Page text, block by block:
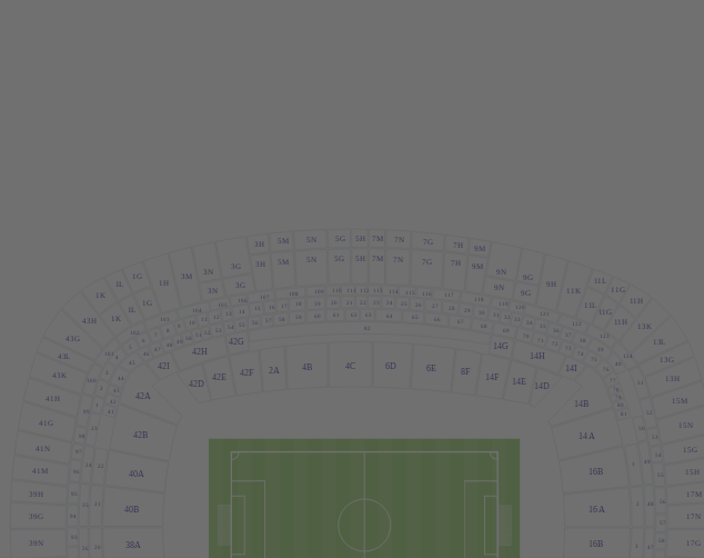
14B
14 A
16B
16A
16B
38A
40B
40A
42B
42A
2A 4B 4C 6D 6E 8F
14F 14E 14D
14I
14H
14G
42D
42E 42F
42I
42H
42G
13K
L
13G
13H
15M
15N
15G
15H
17M
17N
17G
39N
39G
39H
41M
41N
41G
41H
43K
43L
43G
43H 56
58 60 61 62 63 64 65 66
67
82
105
106
107
108 109 110 111 112 113 114 115 116 117
118
119
120
6
8
10 11 12 13 14 15 16 17 18 19 20 21 23 24 26 27 28 29 30
34 35
36
37
38
46
47
48
49 50
52 53 54 68
69
70
71
72
74
103
104
121
122
123
39
1
2
3
20
21
23
24
26 47
48
49
51
53
54
56
93
94
95
96
99
124
1
2
3
4
40
41
42
43
44
45
76
79
80
81
3H 5M 5N 5G 5H 7M 7N 7G 7H 9M
3N
3G 9N
9G
11 L
1 1G
1 1H
1K
1G
3M
9H
1 1K
3N
3G
9N
9G
3H 5M 5N 5G 5H 7M 7N 7G 7H 9M
1 1 L
1G
1K
1 L
1G